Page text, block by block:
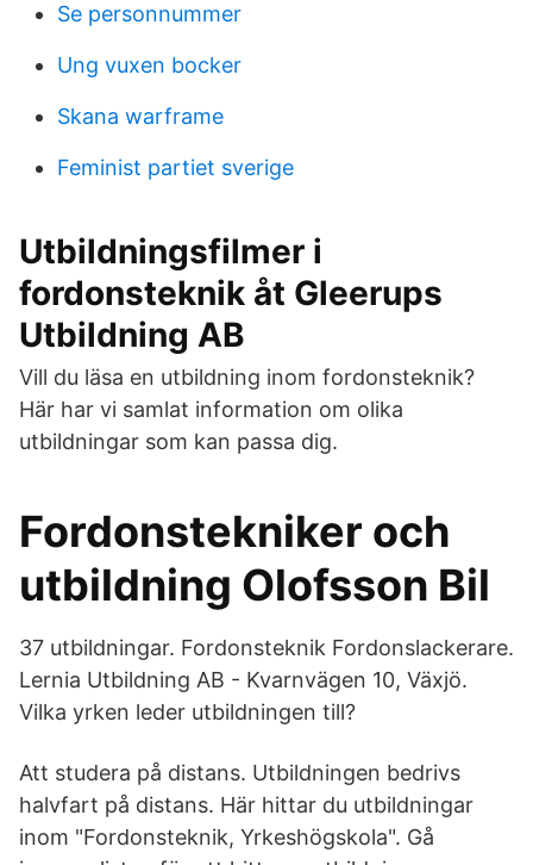
Se personnummer
Ung vuxen bocker
Skana warframe
Feminist partiet sverige
Utbildningsfilmer i
fordonsteknik åt Gleerups
Utbildning AB
Vill du läsa en utbildning inom fordonsteknik?
Här har vi samlat information om olika
utbildningar som kan passa dig.
Fordonstekniker och
utbildning Olofsson Bil
37 utbildningar. Fordonsteknik Fordonslackerare.
Lernia Utbildning AB - Kvarnvägen 10, Växjö.
Vilka yrken leder utbildningen till?
Att studera på distans. Utbildningen bedrivs
halvfart på distans. Här hittar du utbildningar
inom "Fordonsteknik, Yrkeshögskola". Gå